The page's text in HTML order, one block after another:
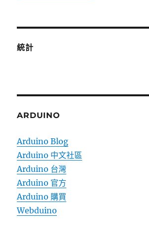
統計
ARDUINO
Arduino Blog
Arduino 中文社區
Arduino 台灣
Arduino 官方
Arduino 購買
Webduino